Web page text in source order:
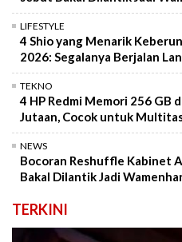
LIFESTYLE
4 Shio yang Menarik
2026: Segalanya Berjalan
TEKNO
4 HP Redmi Memori 256 GB
Jutaan, Cocok untuk
NEWS
Bocoran Reshuffle Kabinet
Bakal Dilantik Jadi
TERKINI